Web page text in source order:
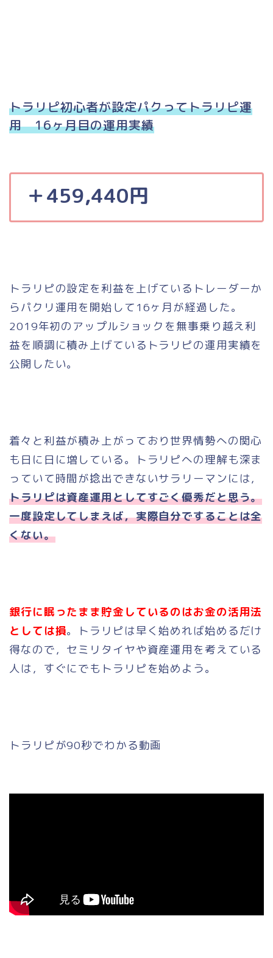
トラリピ初心者が設定パクってトラリピ運
用 16ヶ月目の運用実績
＋459,440円
トラリピの設定を利益を上げているトレーダーか
らパクリ運用を開始して16ヶ月が経過した。
2019年初のアップルショックを無事乗り越え利
益を順調に積み上げているトラリピの運用実績を
公開したい。
着々と利益が積み上がっており世界情勢への関心
も日に日に増している。トラリピへの理解も深ま
っていて時間が捻出できないサラリーマンには，
トラリピは資産運用としてすごく優秀だと思う。
一度設定してしまえば，実際自分ですることは全
くない。
銀行に眠ったまま貯金しているのはお金の活用法
としては損。トラリピは早く始めれば始めるだけ
得なので，セミリタイヤや資産運用を考えている
人は，すぐにでもトラリピを始めよう。
トラリピが90秒でわかる動画